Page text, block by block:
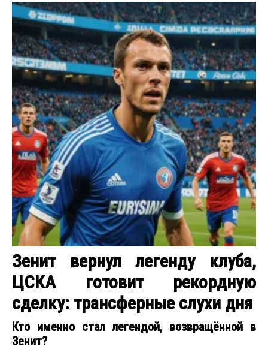
Зенит вернул легенду клуба,
ЦСКА готовит рекордную
сделку: трансферные слухи дня
Кто именно стал легендой, возвращённой в
Зенит?